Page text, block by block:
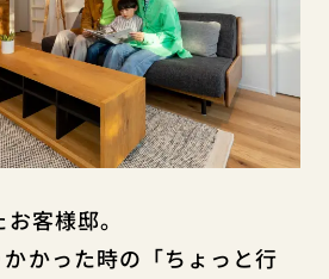
客様邸。
かった時の「ちょっと行